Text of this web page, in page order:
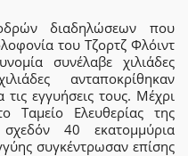
διαδηλώσεων που
του Τζορτζ Φλόιντ
συνέλαβε χιλιάδες
ανταποκρίθηκαν
τις εγγυήσεις τους. Μέχρι
Ταμείο Ελευθερίας της
σχεδόν 40 εκατομμύρια
συγκέντρωσαν επίσης